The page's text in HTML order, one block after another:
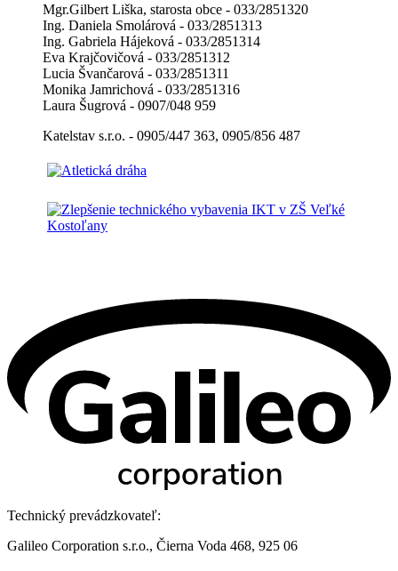
Mgr.Gilbert Liška, starosta obce - 033/2851320
Ing. Daniela Smolárová - 033/2851313
Ing. Gabriela Hájeková - 033/2851314
Eva Krajčovičová - 033/2851312
Lucia Švančarová - 033/2851311
Monika Jamrichová - 033/2851316
Laura Šugrová - 0907/048 959
Katelstav s.r.o. - 0905/447 363, 0905/856 487
Technický prevádzkovateľ:
Galileo Corporation s.r.o., Čierna Voda 468, 925 06